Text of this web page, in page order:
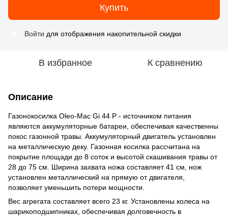
Купить
Войти для отображения накопительной скидки
В избранное К сравнению
Описание
Газонокосилка Oleo-Mac Gi 44 P - источником питания
являются аккумуляторные батареи, обеспечивая качественны
покос газонной травы. Аккумуляторный двигатель установлен
на металлическую деку. Газонная косилка рассчитана на
покрытие площади до 8 соток и высотой скашивания травы от
28 до 75 см. Ширина захвата ножа составляет 41 см, нож
установлен металлический на прямую от двигателя,
позволяет уменьшить потери мощности.
Вес агрегата составляет всего 23 кг. Установлены колеса на
шарикоподшипниках, обеспечивая долговечность в